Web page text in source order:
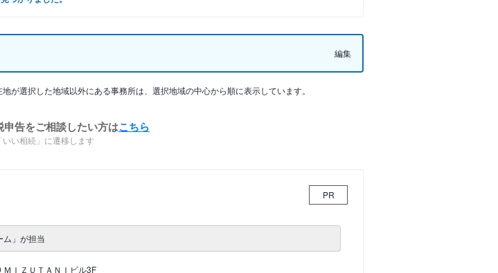
編集
選択した地域以外にある事務所は、選択地域の中心から順に表示しています。
告をご相談したい方はこちら
い相続」に遷移します
PR
ム」が担当
ＩＺＵＴＡＮＩビル3F